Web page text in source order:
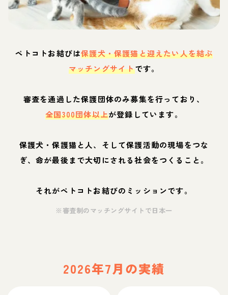
ペトコトお結びは保護犬・保護猫と迎えたい人を結ぶ
マッチングサイトです。
審査を通過した保護団体のみ募集を行っており、
全国300団体以上が登録しています。
保護犬・保護猫と人、そして保護活動の現場をつな
ぎ、命が最後まで大切にされる社会をつくること。
それがペトコトお結びのミッションです。
※審査制のマッチングサイトで日本一
2026年7月の実績